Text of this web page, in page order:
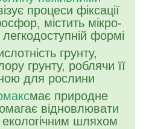
процеси фіксації
містить мікро-
формі
грунту,
грунту, роблячи її
для рослини
має природне
відновлювати
шляхом